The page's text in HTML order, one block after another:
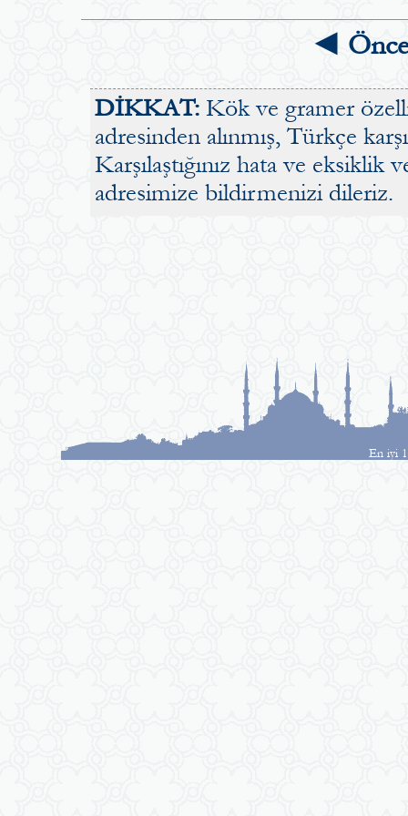
◄
DİKKAT: Kök ve gramer
adresinden alınmış, Türkçe
Karşılaştığınız hata ve
adresimize bildirmenizi dileriz.
En iyi